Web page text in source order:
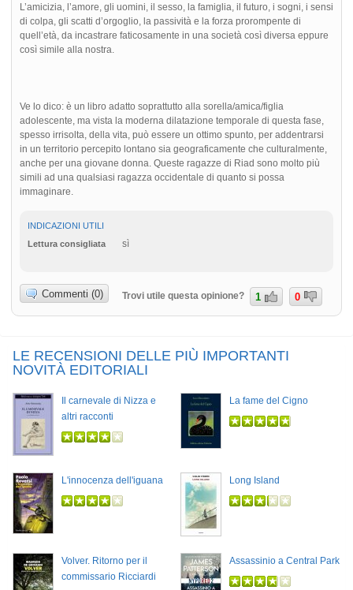
L’amicizia, l’amore, gli uomini, il sesso, la famiglia, il futuro, i sogni, i sensi
di colpa, gli scatti d’orgoglio, la passività e la forza prorompente di
quell’età, da incastrare faticosamente in una società così diversa eppure
così simile alla nostra.
Ve lo dico: è un libro adatto soprattutto alla sorella/amica/figlia
adolescente, ma vista la moderna dilatazione temporale di questa fase,
spesso irrisolta, della vita, può essere un ottimo spunto, per addentrarsi
in un territorio percepito lontano sia geograficamente che culturalmente,
anche per una giovane donna. Queste ragazze di Riad sono molto più
simili ad una qualsiasi ragazza occidentale di quanto si possa
immaginare.
INDICAZIONI UTILI
Lettura consigliata
sì
Commenti (0) Trovi utile questa opinione? 1 0
LE RECENSIONI DELLE PIÙ IMPORTANTI
NOVITÀ EDITORIALI
Il carnevale di Nizza e
altri racconti
La fame del Cigno
L'innocenza dell'iguana Long Island
Volver. Ritorno per il
commissario Ricciardi
Assassinio a Central Park